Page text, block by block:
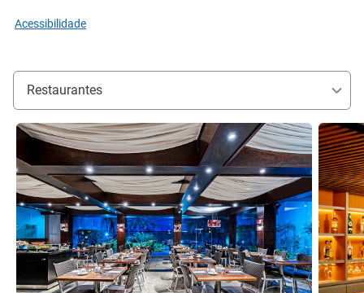
Acessibilidade
Restaurantes
Ver detalhes Ver